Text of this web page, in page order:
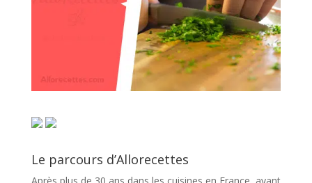
Le parcours d’Allorecettes